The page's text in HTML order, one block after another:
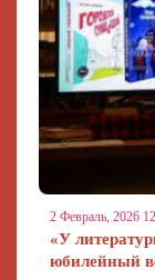
2 Февраль, 2026
«У
юбилейный